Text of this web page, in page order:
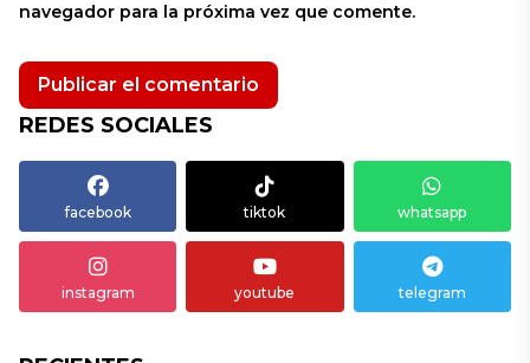
navegador para la próxima vez que comente.
REDES SOCIALES
facebook tiktok whatsapp
instagram youtube telegram